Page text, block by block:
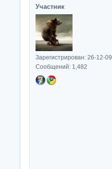
Участник
Зарегистрирован: 26-12-09
Сообщений: 1,482